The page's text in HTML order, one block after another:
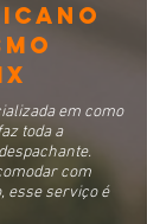
em como
toda a
com
esse serviço é